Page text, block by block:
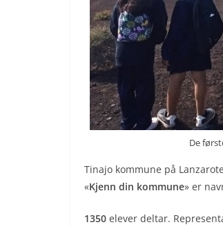
De
Tinajo kommune på
«Kjenn din kommune» er
1350 elever deltar.